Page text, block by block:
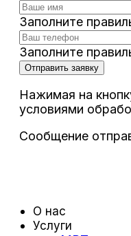
Заполните
Заполните
Отправить заявку
Нажимая на
условиями
Сообщение
О нас
Услуги